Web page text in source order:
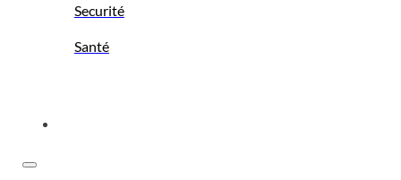
Securité
Santé